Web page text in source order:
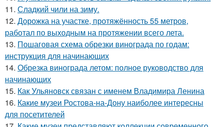
11. Сладкий чили на зиму.
12. Дорожка на участке, протяжённость 55 метров,
работал по выходным на протяжении всего лета.
13. Пошаговая схема обрезки винограда по годам:
инструкция для начинающих
14. Обрезка винограда летом: полное руководство для
начинающих
15. Как Ульяновск связан с именем Владимира Ленина
16. Какие музеи Ростова-на-Дону наиболее интересны
для посетителей